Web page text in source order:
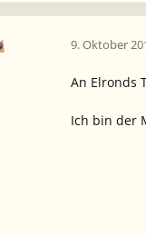
9. Oktober
An Elronds
Ich bin der